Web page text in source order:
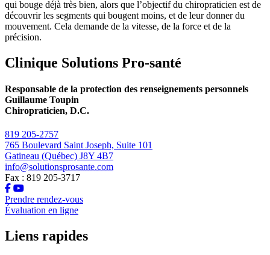
qui bouge déjà très bien, alors que l’objectif du chiropraticien est de
découvrir les segments qui bougent moins, et de leur donner du
mouvement. Cela demande de la vitesse, de la force et de la
précision.
Clinique Solutions Pro-santé
Responsable de la protection des renseignements personnels
Guillaume Toupin
Chiropraticien, D.C.
819 205-2757
765 Boulevard Saint Joseph, Suite 101
Gatineau (Québec) J8Y 4B7
info@solutionsprosante.com
Fax : 819 205-3717
Prendre rendez-vous
Évaluation en ligne
Liens rapides